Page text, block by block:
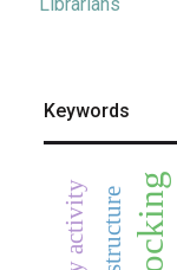
Librarians
Keywords